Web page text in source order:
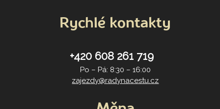
Rychlé kontakty
+420 608 261 719
Po – Pá: 8:30 – 16:00
zajezdy@radynacestu.cz